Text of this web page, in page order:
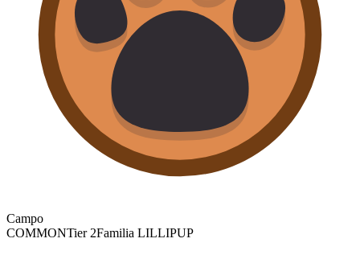
Campo
COMMONTier 2Familia LILLIPUP